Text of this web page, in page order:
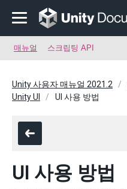
매뉴얼 스크립팅 API
Unity 사용자 매뉴얼 2021.2
Unity UI
UI 사용 방법
UI 사용 방법